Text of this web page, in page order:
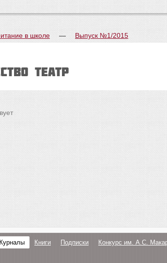
в школе — Выпуск №1/2015
Театр
Книги Подписки Конкурс им. А.С.